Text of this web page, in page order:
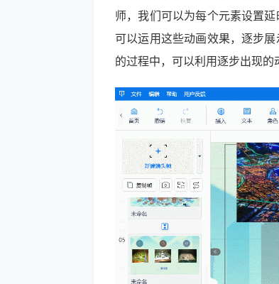
师，我们可以为每个元素设置
可以运用这些动画效果，逐步
的过程中，可以利用逐步出现的